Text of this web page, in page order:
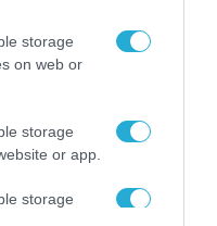
storage
on web or
storage
or app.
storage